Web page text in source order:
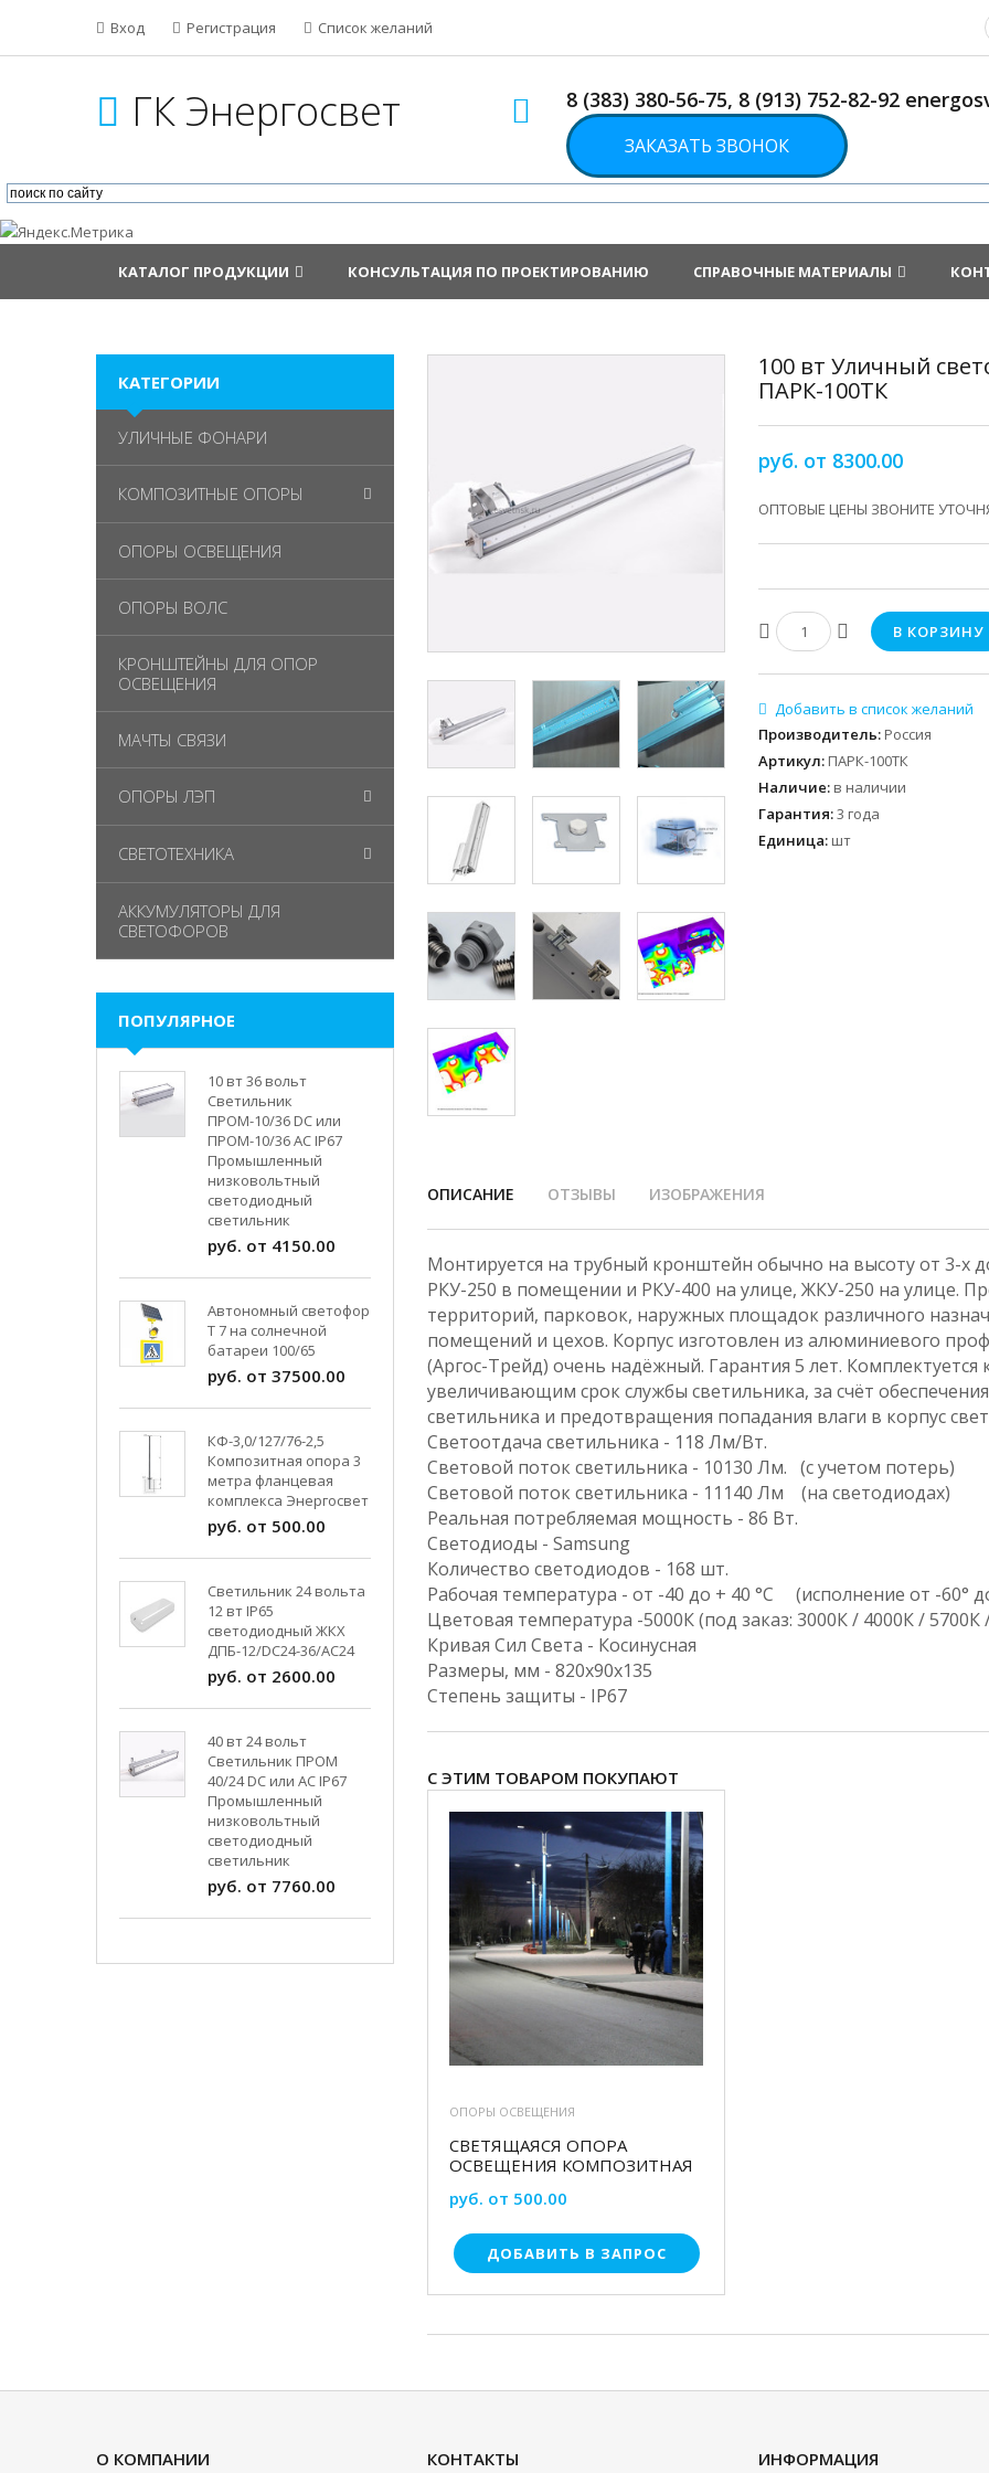
Вход Регистрация Список желаний
ГК Энергосвет 8 (383) 380-56-75, 8 (913) 752-82-92
ЗАКАЗАТЬ ЗВОНОК
КАТАЛОГ ПРОДУКЦИИ КОНСУЛЬТАЦИЯ ПО ПРОЕКТИРОВАНИЮ СПРАВОЧНЫЕ МАТЕРИАЛЫ
100 вт Уличный
ПАРК-100ТК
руб. от 8300.00
ОПТОВЫЕ ЦЕНЫ ЗВОНИТЕ
Производитель: Россия
Артикул: ПАРК-100ТК
Наличие: в наличии
Гарантия:3 года
Единица: шт
ОПИСАНИЕ ОТЗЫВЫ ИЗОБРАЖЕНИЯ
Монтируется на трубный кронштейн обычно на высоту от 3-х
РКУ-250 в помещении и РКУ-400 на улице, ЖКУ-250 на улице.
территорий, парковок, наружных площадок различного
помещений и цехов. Корпус изготовлен из алюминиевого
(Аргос-Трейд) очень надёжный. Гарантия 5 лет.
увеличивающим срок службы светильника, за счёт
светильника и предотвращения попадания влаги в корпус
Светоотдача светильника - 118 Лм/Вт.
Световой поток светильника - 10130 Лм. (с учетом потерь)
Световой поток светильника - 11140 Лм
Реальная потребляемая мощность - 86 Вт.
Светодиоды - Samsung
Количество светодиодов - 168 шт.
Рабочая температура - от -40 до + 40 °С (исполнение от -
Цветовая температура -5000К (под заказ:
Кривая Сил Света - Косинусная
Размеры, мм - 820х90х135
Степень защиты - IP67
С ЭТИМ ТОВАРОМ ПОКУПАЮТ
ОПОРЫ ОСВЕЩЕНИЯ
СВЕТЯЩАЯСЯ ОПОРА
ОСВЕЩЕНИЯ КОМПОЗИТНАЯ
руб. от 500.00
ДОБАВИТЬ В ЗАПРОС
КАТЕГОРИИ
УЛИЧНЫЕ ФОНАРИ
КОМПОЗИТНЫЕ ОПОРЫ
ОПОРЫ ОСВЕЩЕНИЯ
ОПОРЫ ВОЛС
КРОНШТЕЙНЫ ДЛЯ ОПОР
ОСВЕЩЕНИЯ
МАЧТЫ СВЯЗИ
ОПОРЫ ЛЭП
СВЕТОТЕХНИКА
АККУМУЛЯТОРЫ ДЛЯ
СВЕТОФОРОВ
ПОПУЛЯРНОЕ
10 вт 36 вольт
Светильник
ПРОМ-10/36 DC или
ПРОМ-10/36 AC IP67
Промышленный
низковольтный
светодиодный
светильник
руб. от 4150.00
Автономный светофор
Т 7 на солнечной
батареи 100/65
руб. от 37500.00
КФ-3,0/127/76-2,5
Композитная опора 3
метра фланцевая
комплекса Энергосвет
руб. от 500.00
Светильник 24 вольта
12 вт IP65
светодиодный ЖКХ
ДПБ-12/DC24-36/АС24
руб. от 2600.00
40 вт 24 вольт
Светильник ПРОМ
40/24 DC или AC IP67
Промышленный
низковольтный
светодиодный
светильник
руб. от 7760.00
О КОМПАНИИ КОНТАКТЫ ИНФОРМАЦИЯ